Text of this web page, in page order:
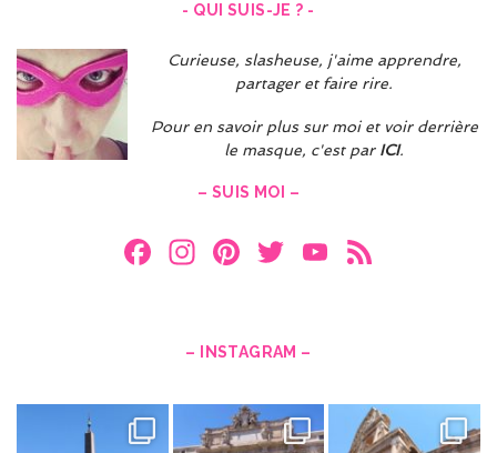
- QUI SUIS-JE ? -
Curieuse, slasheuse, j'aime apprendre,
partager et faire rire.
Pour en savoir plus sur moi et voir derrière
le masque, c'est par ICI.
– SUIS MOI –
F
o
In
gr
a
m
Pi
es
t
T
er
Y
u
b
– INSTAGRAM –